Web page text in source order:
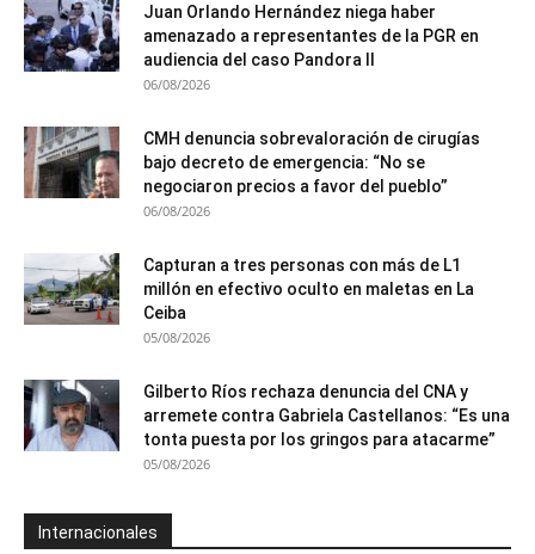
Juan Orlando Hernández niega haber
amenazado a representantes de la PGR en
audiencia del caso Pandora II
06/08/2026
CMH denuncia sobrevaloración de cirugías
bajo decreto de emergencia: “No se
negociaron precios a favor del pueblo”
06/08/2026
Capturan a tres personas con más de L1
millón en efectivo oculto en maletas en La
Ceiba
05/08/2026
Gilberto Ríos rechaza denuncia del CNA y
arremete contra Gabriela Castellanos: “Es una
tonta puesta por los gringos para atacarme”
05/08/2026
Internacionales